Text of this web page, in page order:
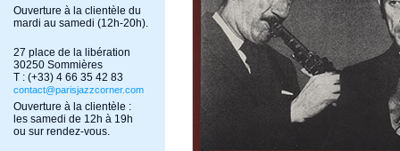
Ouverture à la clientèle du
mardi au samedi (12h-20h).
27 place de la libération
30250 Sommières
T : (+33) 4 66 35 42 83
contact@parisjazzcorner.com
Ouverture à la clientèle :
les samedi de 12h à 19h
ou sur rendez-vous.